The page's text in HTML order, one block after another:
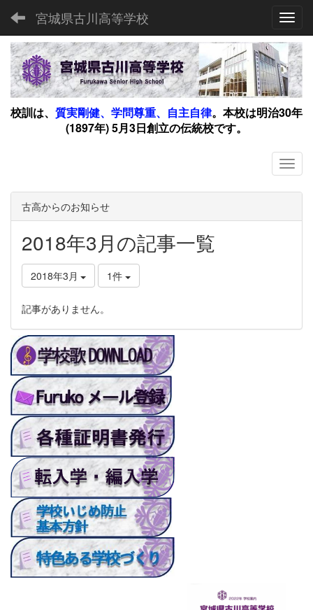
宮城県古川高等学校
校訓は、 質実剛健、学問尊重、自主自律。 本校は明治30年
(1897年) 5月3日創立の伝統校です。
古高からのお知らせ
2018年3月の記事一覧
2018年3月 1件
記事がありません。